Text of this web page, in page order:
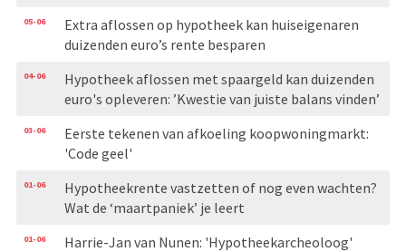
05-06
Extra aflossen op hypotheek kan huiseigenaren
duizenden euro’s rente besparen
04-06
Hypotheek aflossen met spaargeld kan duizenden
euro's opleveren: ’Kwestie van juiste balans vinden’
03-06
Eerste tekenen van afkoeling koopwoningmarkt:
'Code geel'
01-06
Hypotheekrente vastzetten of nog even wachten?
Wat de ‘maartpaniek’ je leert
01-06 Harrie-Jan van Nunen: 'Hypotheekarcheoloog'